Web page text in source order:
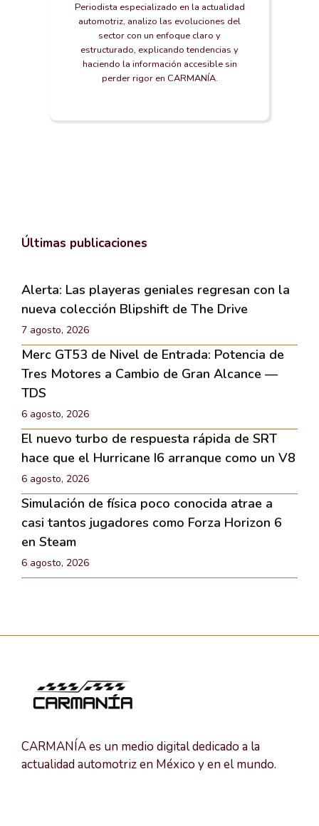
Periodista especializado en la actualidad
automotriz, analizo las evoluciones del
sector con un enfoque claro y
estructurado, explicando tendencias y
haciendo la información accesible sin
perder rigor en CARMANÍA.
Últimas publicaciones
Alerta: Las playeras geniales regresan con la
nueva colección Blipshift de The Drive
7 agosto, 2026
Merc GT53 de Nivel de Entrada: Potencia de
Tres Motores a Cambio de Gran Alcance —
TDS
6 agosto, 2026
El nuevo turbo de respuesta rápida de SRT
hace que el Hurricane I6 arranque como un V8
6 agosto, 2026
Simulación de física poco conocida atrae a
casi tantos jugadores como Forza Horizon 6
en Steam
6 agosto, 2026
CARMANÍA es un medio digital dedicado a la
actualidad automotriz en México y en el mundo.